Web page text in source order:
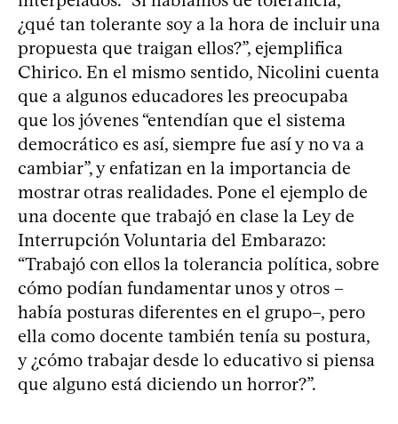
¿qué tan tolerante soy a la hora de incluir una
propuesta que traigan ellos?”, ejemplifica
Chirico. En el mismo sentido, Nicolini cuenta
que a algunos educadores les preocupaba
que los jóvenes “entendían que el sistema
democrático es así, siempre fue así y no va a
cambiar”, y enfatizan en la importancia de
mostrar otras realidades. Pone el ejemplo de
una docente que trabajó en clase la Ley de
Interrupción Voluntaria del Embarazo:
“Trabajó con ellos la tolerancia política, sobre
cómo podían fundamentar unos y otros –
había posturas diferentes en el grupo–, pero
ella como docente también tenía su postura,
y ¿cómo trabajar desde lo educativo si piensa
que alguno está diciendo un horror?”.